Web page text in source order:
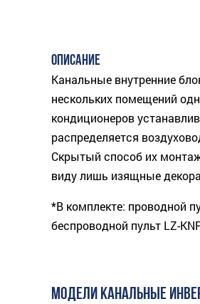
ОПИСАНИЕ
Канальные внутренние
нескольких помещений
кондиционеров
распределяется
Скрытый способ их
виду лишь изящные
*В комплекте: проводной
беспроводной пульт LZ-
МОДЕЛИ КАНАЛЬНЫЕ